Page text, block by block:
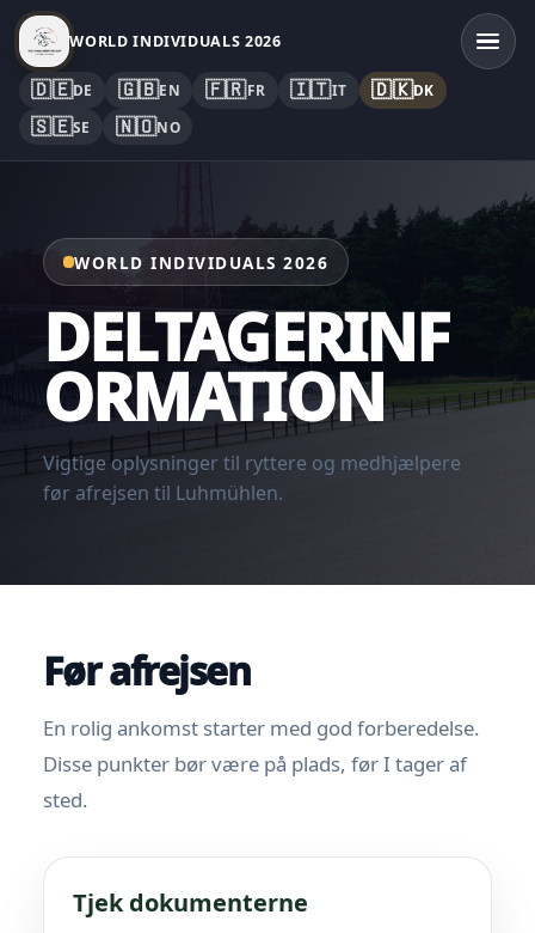
WORLD INDIVIDUALS 2026
🇩🇪DE 🇬🇧EN 🇫🇷FR 🇮🇹IT 🇩🇰DK
🇸🇪SE 🇳🇴NO
WORLD INDIVIDUALS 2026
DELTAGERINF
ORMATION
Vigtige oplysninger til ryttere og medhjælpere
før afrejsen til Luhmühlen.
Før afrejsen
En rolig ankomst starter med god forberedelse.
Disse punkter bør være på plads, før I tager af
sted.
Tjek dokumenterne